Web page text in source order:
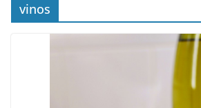
vinos